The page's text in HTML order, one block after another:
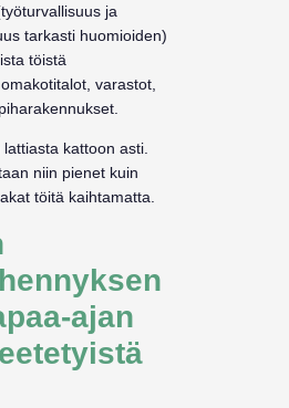
ja
tarkasti huomioiden)
töistä
varastot,
kattoon asti.
niin pienet kuin
töitä kaihtamatta.
ajan